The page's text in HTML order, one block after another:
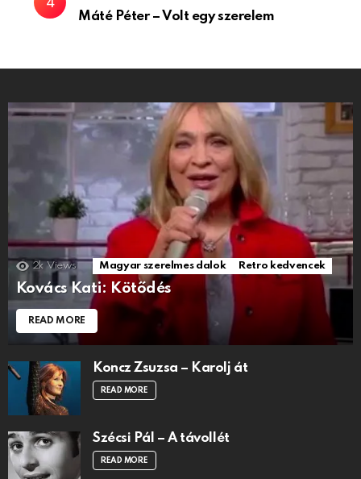
Máté Péter – Volt egy szerelem
2k Views Magyar szerelmes dalok Retro kedvencek
Kovács Kati: Kötődés
READ MORE
Koncz Zsuzsa – Karolj át
READ MORE
Szécsi Pál – A távollét
READ MORE